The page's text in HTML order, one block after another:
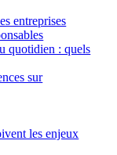
entreprises
quotidien : quels
sur
les enjeux